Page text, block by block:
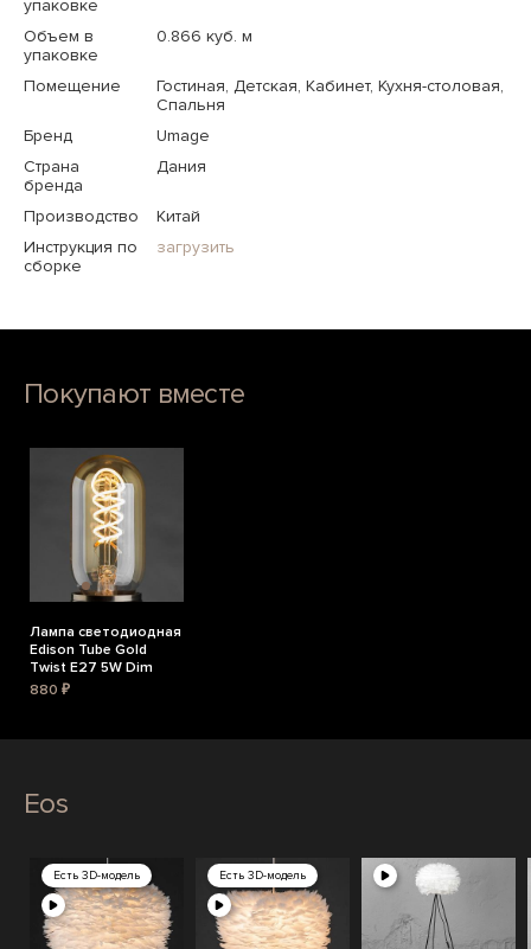
упаковке
Объем в
упаковке
0.866 куб. м
Помещение
Гостиная, Детская, Кабинет, Кухня-столовая,
Спальня
Бренд
Umage
Страна
бренда
Дания
Производство
Китай
Инструкция по
сборке
загрузить
Покупают вместе
Лампа светодиодная
Edison Tube Gold
Twist E27 5W Dim
880 ₽
Eos
Есть 3D-модель Есть 3D-модель